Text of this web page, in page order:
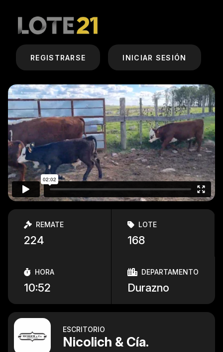
REGISTRARSE INICIAR SESIÓN
REMATE
224
LOTE
168
HORA
10:52
DEPARTAMENTO
Durazno
ESCRITORIO
Nicolich & Cía.